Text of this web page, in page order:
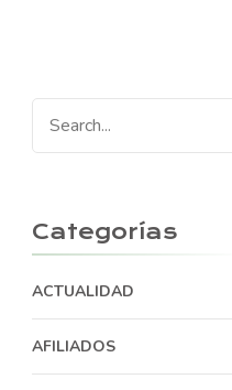
Search
for:
Categorías
ACTUALIDAD
AFILIADOS